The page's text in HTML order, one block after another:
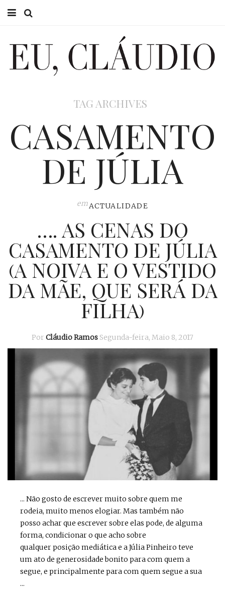
EU CLÁUDIO
EU, PAI
TAG ARCHIVES
CASAMENTO
DE JÚLIA
emACTUALIDADE
…. AS CENAS DO
CASAMENTO DE JÚLIA
(A NOIVA E O VESTIDO
DA MÃE, QUE SERÁ DA
FILHA)
Por Cláudio Ramos Segunda-feira, Maio 8, 2017
... Não gosto de escrever muito sobre quem me
rodeia, muito menos elogiar. Mas também não
posso achar que escrever sobre elas pode, de alguma
forma, condicionar o que acho sobre
qualquer posição mediática e a Júlia Pinheiro teve
um ato de generosidade bonito para com quem a
segue, e principalmente para com quem segue a sua
...